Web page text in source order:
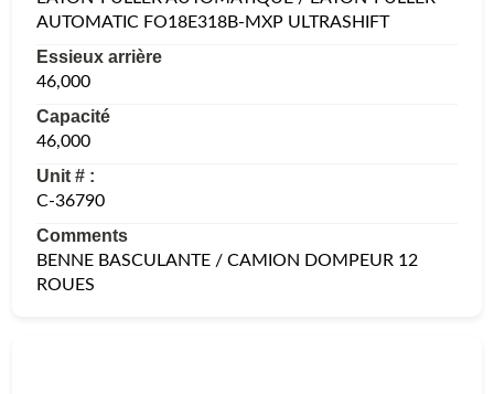
AUTOMATIC FO18E318B-MXP ULTRASHIFT
Essieux arrière
46,000
Capacité
46,000
Unit # :
C-36790
Comments
BENNE BASCULANTE / CAMION DOMPEUR 12
ROUES